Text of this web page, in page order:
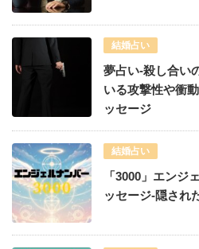
結婚占い
夢占い-殺し合い
いる攻撃性や衝
ッセージ
結婚占い
「3000」エンジ
ッセージ-隠され